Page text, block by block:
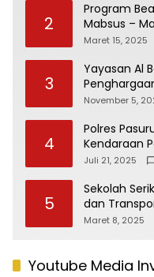
2
Program
Mabsus –
Maret 15, 2025
3
Yayasan Al
Kontribusi
November 5,
4
Polres
Kendaraan
Patuh
Juli 21, 2025
5
Sekolah
dan
Puasa
Maret 8, 2025
Youtube Media